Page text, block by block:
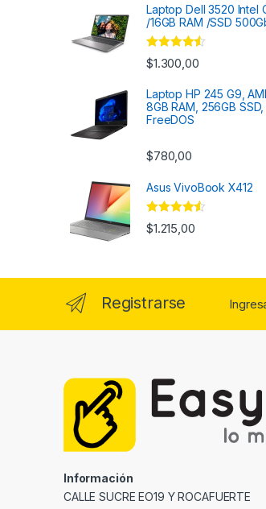
Laptop Dell 3520 Intel
/16GB RAM /SSD
Valorado
con4.33de
$1.300,00
Laptop HP 245 G9,
8GB RAM, 256GB
FreeDOS
$780,00
Asus VivoBook X412
Valorado
con4.33de
$1.215,00
Registrarse
Información
CALLE SUCRE EO19 Y ROCAFUERTE